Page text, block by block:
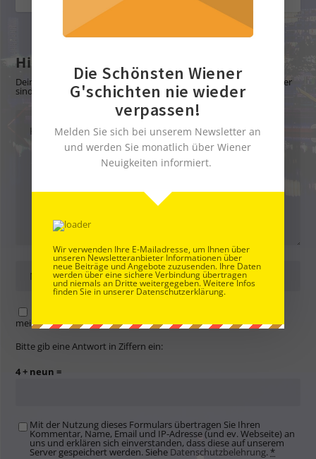
Hinterlasse eine Antwort
Deine E-Mail-Adresse wird nicht veröffentlicht.Erforderliche Felder
sind mit markiert
meinen nächsten Kommentar speichern.
Bitte gib eine Antwort in Ziffern ein:
4 + neun =
Mit der Nutzung dieses Formulars übertragen Sie Ihren
Kommentar, Name, Email und IP-Adresse (und ev. Webseite) an
uns und erklären sich einverstanden, dass diese auf unserem
Server gespeichert werden. Siehe Datenschutzbelehrung.*
Die Schönsten Wiener
G'schichten nie wieder
verpassen!
Melden Sie sich bei unserem Newsletter an
und werden Sie monatlich über Wiener
Neuigkeiten informiert.
Wir verwenden Ihre E-Mailadresse, um Ihnen über
unseren Newsletteranbieter Informationen über
neue Beiträge und Angebote zuzusenden. Ihre Daten
werden über eine sichere Verbindung übertragen
und niemals an Dritte weitergegeben. Weitere Infos
finden Sie in unserer Datenschutzerklärung.